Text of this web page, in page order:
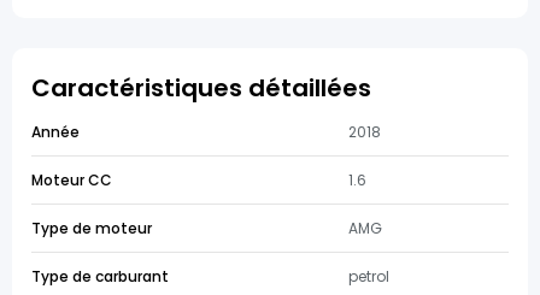
Caractéristiques détaillées
Année 2018
Moteur CC 1.6
Type de moteur AMG
Type de carburant petrol